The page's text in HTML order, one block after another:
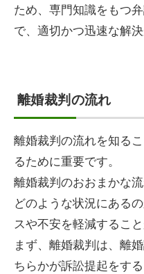
ため、専門知識をもつ
で、適切かつ迅速な解
離婚裁判の流れ
離婚裁判の流れを知る
るために重要です。
離婚裁判のおおまかな
どのような状況にある
スや不安を軽減すること
まず、離婚裁判は、離
ちらかが訴訟提起をす